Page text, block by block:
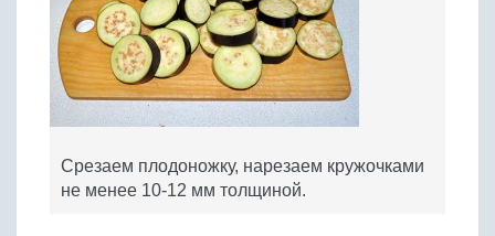
Срезаем плодоножку, нарезаем кружочками
не менее 10-12 мм толщиной.